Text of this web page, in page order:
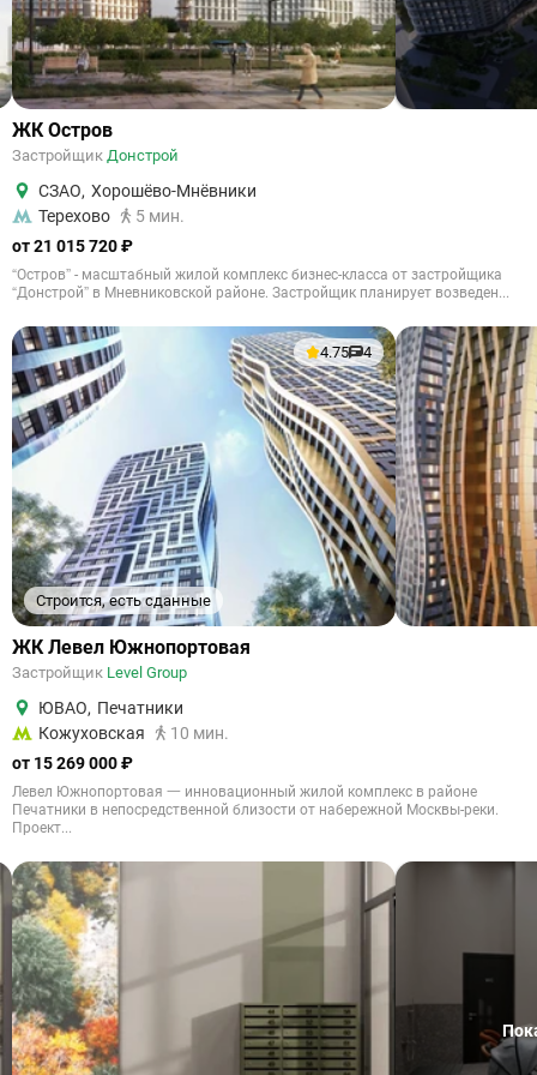
ЖК Остров
Застройщик Донстрой
СЗАО, Хорошёво-Мнёвники
Терехово
5 мин.
от 21 015 720 ₽
“Остров” - масштабный жилой комплекс бизнес-класса от застройщика
“Донстрой” в Мневниковской районе. Застройщик планирует возведен...
Строится, есть сданные
4.75 4
ЖК Левел Южнопортовая
Застройщик Level Group
ЮВАО, Печатники
Кожуховская
10 мин.
от 15 269 000 ₽
Левел Южнопортовая 一 инновационный жилой комплекс в районе
Печатники в непосредственной близости от набережной Москвы-реки.
Проект...